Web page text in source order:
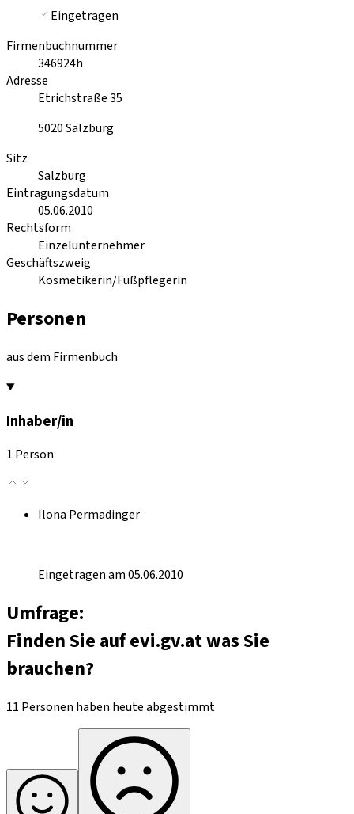
Eingetragen
Firmenbuchnummer
346924h
Adresse
Etrichstraße 35
5020Salzburg
Sitz
Salzburg
Eintragungsdatum
05.06.2010
Rechtsform
Einzelunternehmer
Geschäftszweig
Kosmetikerin/Fußpflegerin
Personen
aus dem Firmenbuch
Inhaber/in
1 Person
Ilona Permadinger
Eingetragen am 05.06.2010
Umfrage:
Finden Sie auf evi.gv.at was Sie
brauchen?
11 Personen haben heute abgestimmt